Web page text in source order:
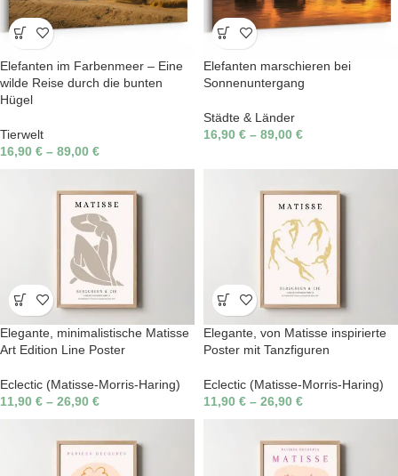
Elefanten im Farbenmeer – Eine
wilde Reise durch die bunten
Hügel
Tierwelt
16,90 € – 89,00 €
Elefanten marschieren bei
Sonnenuntergang
Städte & Länder
16,90 € – 89,00 €
Elegante, minimalistische Matisse
Art Edition Line Poster
Eclectic (Matisse-Morris-Haring)
11,90 € – 26,90 €
Elegante, von Matisse inspirierte
Poster mit Tanzfiguren
Eclectic (Matisse-Morris-Haring)
11,90 € – 26,90 €